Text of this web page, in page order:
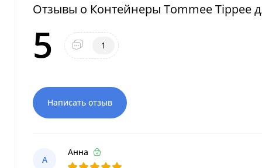
Отзывы о Контейнеры Tommee Tippee
5 1
Написать отзыв
А
Анна